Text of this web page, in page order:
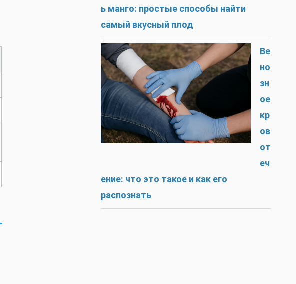
ь манго: простые способы найти
самый вкусный плод
Ве
но
зн
ое
кр
ов
от
еч
ение: что это такое и как его
распознать